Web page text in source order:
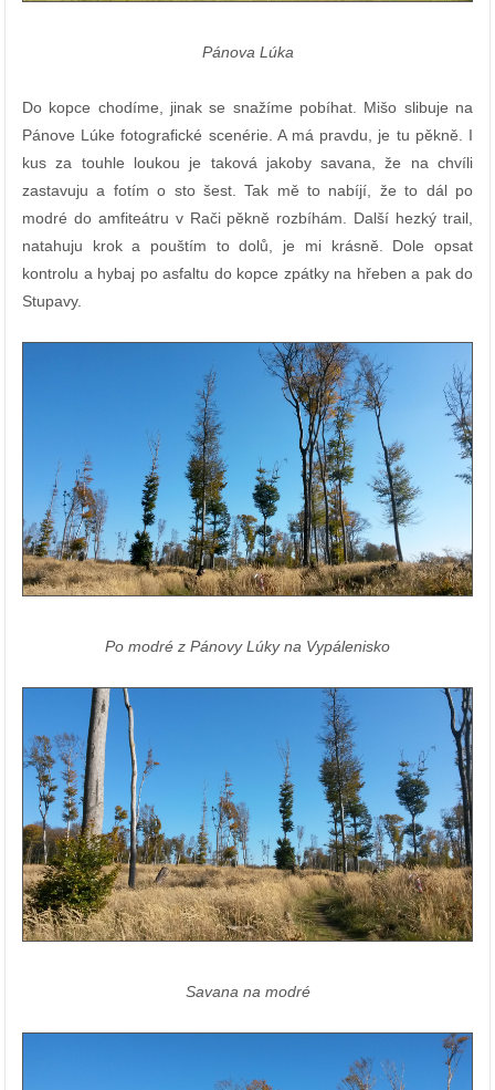
Pánova Lúka
Do kopce chodíme, jinak se snažíme pobíhat. Mišo slibuje na
Pánove Lúke fotografické scenérie. A má pravdu, je tu pěkně. I
kus za touhle loukou je taková jakoby savana, že na chvíli
zastavuju a fotím o sto šest. Tak mě to nabíjí, že to dál po
modré do amfiteátru v Rači pěkně rozbíhám. Další hezký trail,
natahuju krok a pouštím to dolů, je mi krásně. Dole opsat
kontrolu a hybaj po asfaltu do kopce zpátky na hřeben a pak do
Stupavy.
Po modré z Pánovy Lúky na Vypálenisko
Savana na modré